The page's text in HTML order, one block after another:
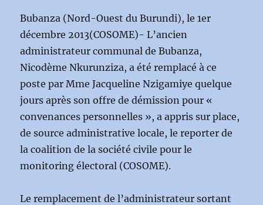
Bubanza (Nord-Ouest du Burundi), le 1er
décembre 2013(COSOME)- L’ancien
administrateur communal de Bubanza,
Nicodème Nkurunziza, a été remplacé à ce
poste par Mme Jacqueline Nzigamiye quelque
jours après son offre de démission pour «
convenances personnelles », a appris sur place,
de source administrative locale, le reporter de
la coalition de la société civile pour le
monitoring électoral (COSOME).
Le remplacement de l’administrateur sortant